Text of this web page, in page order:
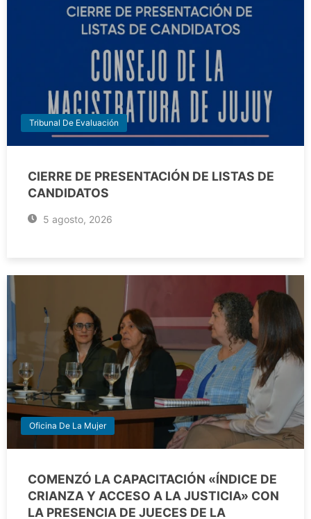
Tribunal De Evaluación
CIERRE DE PRESENTACIÓN DE LISTAS DE
CANDIDATOS
5 agosto, 2026
Oficina De La Mujer
COMENZÓ LA CAPACITACIÓN «ÍNDICE DE
CRIANZA Y ACCESO A LA JUSTICIA» CON
LA PRESENCIA DE JUECES DE LA